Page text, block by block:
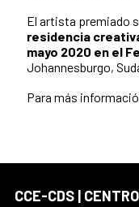
El artista premiado
residencia
mayo 2020 en el
Johannesburgo,
Para más
CCE-CDS |